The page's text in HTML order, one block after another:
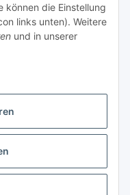
können die Einstellung
links unten). Weitere
und in unserer